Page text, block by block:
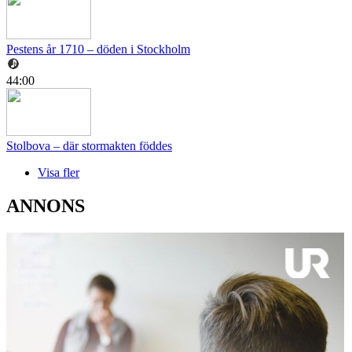
Pestens år 1710 – döden i Stockholm
44:00
Stolbova – där stormakten föddes
Visa fler
ANNONS